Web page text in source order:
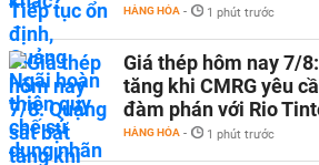
HÀNG HÓA - 1 phút trước
Giá thép hôm nay 7/
tăng khi CMRG yêu
đàm phán với Rio
HÀNG HÓA - 1 phút trước